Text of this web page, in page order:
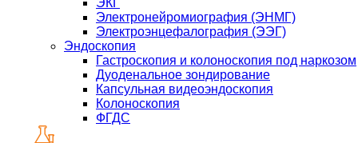
ЭКГ
Электронейромиография (ЭНМГ)
Электроэнцефалография (ЭЭГ)
Эндоскопия
Гастроскопия и колоноскопия под наркозом
Дуоденальное зондирование
Капсульная видеоэндоскопия
Колоноскопия
ФГДС